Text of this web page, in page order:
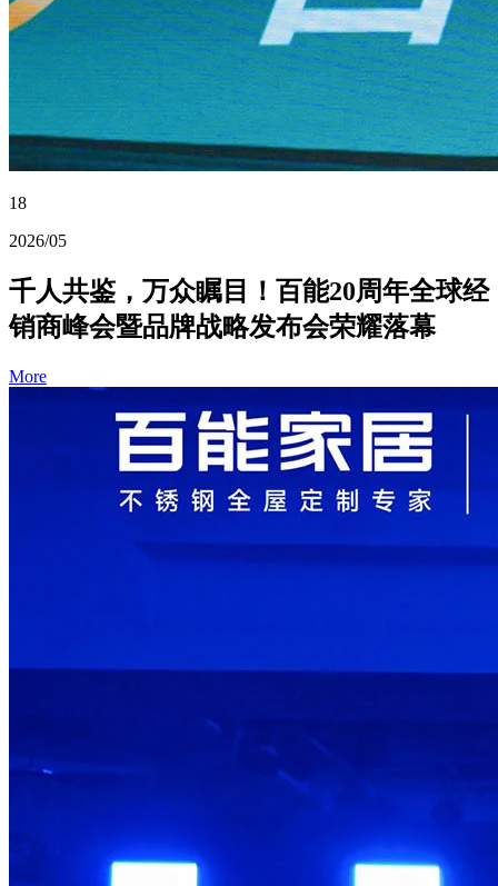
18
2026/05
千人共鉴，万众瞩目！百能20周年全球经
销商峰会暨品牌战略发布会荣耀落幕
More